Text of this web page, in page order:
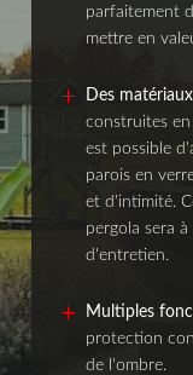
parfaitement
mettre en
Des
construites en
est possible
parois en
et d'intimité.
pergola sera
d'entretien.
Multiples
protection
de l'ombre.